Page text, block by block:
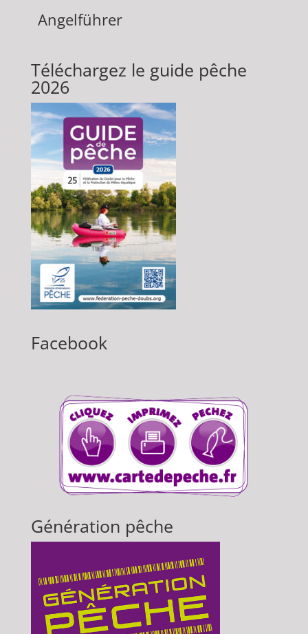
Angelführer
Téléchargez le guide pêche
2026
Facebook
Génération pêche